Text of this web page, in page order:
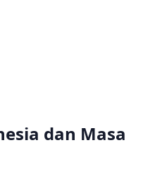
dan Masa